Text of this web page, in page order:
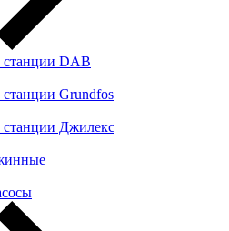
DAB
Grundfos
Джилекс